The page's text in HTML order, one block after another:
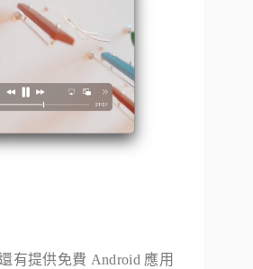
有提供免費 Android 應用